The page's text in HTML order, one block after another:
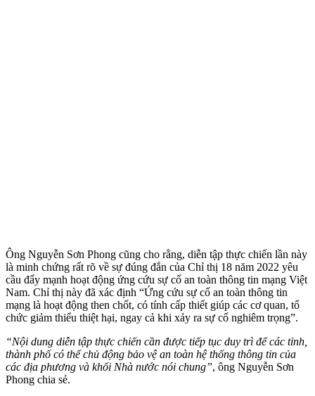
Ông Nguyễn Sơn Phong cũng cho rằng, diễn tập thực chiến lần này
là minh chứng rất rõ về sự đúng đắn của Chỉ thị 18 năm 2022 yêu
cầu đẩy mạnh hoạt động ứng cứu sự cố an toàn thông tin mạng Việt
Nam. Chỉ thị này đã xác định “Ứng cứu sự cố an toàn thông tin
mạng là hoạt động then chốt, có tính cấp thiết giúp các cơ quan, tổ
chức giảm thiểu thiệt hại, ngay cả khi xảy ra sự cố nghiêm trọng”.
“Nội dung diễn tập thực chiến cần được tiếp tục duy trì để các tỉnh,
thành phố có thể chủ động bảo vệ an toàn hệ thống thông tin của
các địa phương và khối Nhà nước nói chung”, ông Nguyễn Sơn
Phong chia sẻ.